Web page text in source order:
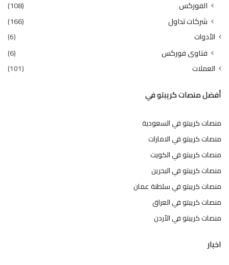
الفوركس
(108)
شركات تداول
(166)
الأدوات (6)
فتاوى فوركس (6)
العملات (101)
أفضل منصات كريبتو في
منصات كريبتو في السعودية
منصات كريبتو في الامارات
منصات كريبتو في الكويت
منصات كريبتو في البحرين
منصات كريبتو في سلطنة عمان
منصات كريبتو في العراق
منصات كريبتو في الأردن
اخبار